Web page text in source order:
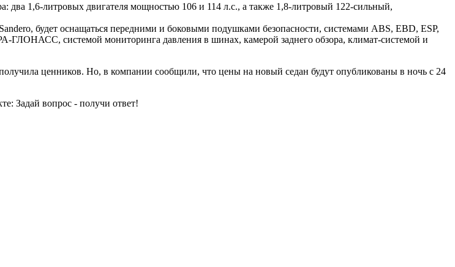
два 1,6-литровых двигателя мощностью 106 и 114 л.с., а также 1,8-литровый 122-сильный,
будет оснащаться передними и боковыми подушками безопасности, системами ABS, EBD, ESP,
ГЛОНАСС, системой мониторинга давления в шинах, камерой заднего обзора, климат-системой и
ценников. Но, в компании сообщили, что цены на новый седан будут опубликованы в ночь с 24
Задай вопрос - получи ответ!